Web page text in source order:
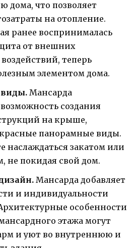
дома, что позволяет
на отопление.
ранее воспринималась
от внешних
теперь
элементом дома.
Мансарда
создания
на крыше,
панорамные виды.
наслаждаться закатом или
не покидая свой дом.
Мансарда добавляет
и индивидуальности
особенности
этажа могут
и уют во внутреннюю и